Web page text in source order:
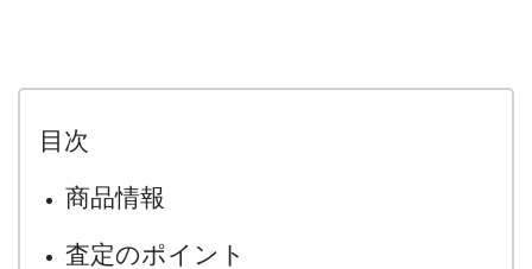
目次
商品情報
査定のポイント